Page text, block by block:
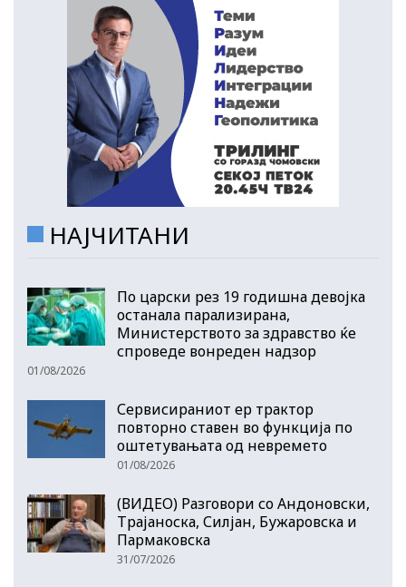
НАЈЧИТАНИ
По царски рез 19 годишна девојка
останала парализирана,
Министерството за здравство ќе
спроведе вонреден надзор
01/08/2026
Сервисираниот ер трактор
повторно ставен во функција по
оштетувањата од невремето
01/08/2026
(ВИДЕО) Разговори со Андоновски,
Трајаноска, Силјан, Бужаровска и
Пармаковска
31/07/2026